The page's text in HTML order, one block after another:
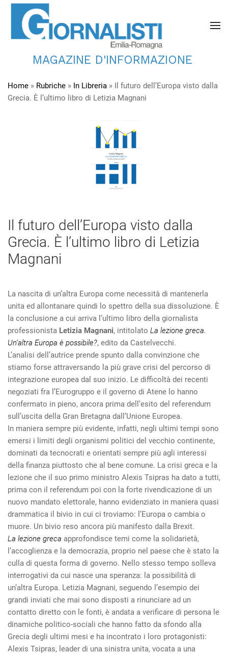
MAGAZINE D'INFORMAZIONE
Home » Rubriche » In Libreria » Il futuro dell’Europa visto dalla
Grecia. È l’ultimo libro di Letizia Magnani
Il futuro dell’Europa visto dalla
Grecia. È l’ultimo libro di Letizia
Magnani
La nascita di un’altra Europa come necessità di mantenerla
unita ed allontanare quindi lo spettro della sua dissoluzione. È
la conclusione a cui arriva l’ultimo libro della giornalista
professionista Letizia Magnani, intitolato La lezione greca.
Un’altra Europa è possibile?, edito da Castelvecchi.
L’analisi dell’autrice prende spunto dalla convinzione che
stiamo forse attraversando la più grave crisi del percorso di
integrazione europea dal suo inizio. Le difficoltà dei recenti
negoziati fra l’Eurogruppo e il governo di Atene lo hanno
confermato in pieno, ancora prima dell’esito del referendum
sull’uscita della Gran Bretagna dall’Unione Europea.
In maniera sempre più evidente, infatti, negli ultimi tempi sono
emersi i limiti degli organismi politici del vecchio continente,
dominati da tecnocrati e orientati sempre più agli interessi
della finanza piuttosto che al bene comune. La crisi greca e la
lezione che il suo primo ministro Alexis Tsipras ha dato a tutti,
prima con il referendum poi con la forte rivendicazione di un
nuovo mandato elettorale, hanno evidenziato in maniera quasi
drammatica il bivio in cui ci troviamo: l’Europa o cambia o
muore. Un bivio reso ancora più manifesto dalla Brexit.
La lezione greca approfondisce temi come la solidarietà,
l’accoglienza e la democrazia, proprio nel paese che è stato la
culla di questa forma di governo. Nello stesso tempo solleva
interrogativi da cui nasce una speranza: la possibilità di
un’altra Europa. Letizia Magnani, seguendo l’esempio dei
grandi inviati che mai sono disposti a rinunciare ad un
contatto diretto con le fonti, è andata a verificare di persona le
dinamiche politico-sociali che hanno fatto da sfondo alla
Grecia degli ultimi mesi e ha incontrato i loro protagonisti:
Alexis Tsipras, leader di una sinistra unita, vocata a una